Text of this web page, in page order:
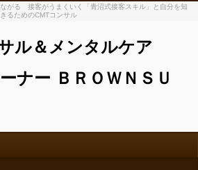
がる 接客がうまくいく「青沼式接客スキル」と自分を知
るためのCMTコンサル
ル＆メンタルケア
ナー ＢＲＯＷＮＳＵ